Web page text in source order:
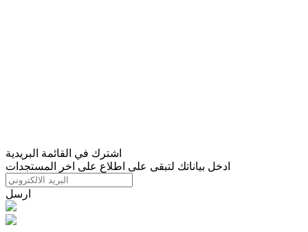
اشترك في القائمة البريدية
ادخل بياناتك لتبقى على اطلاع على اخر المستجدات
ارسل